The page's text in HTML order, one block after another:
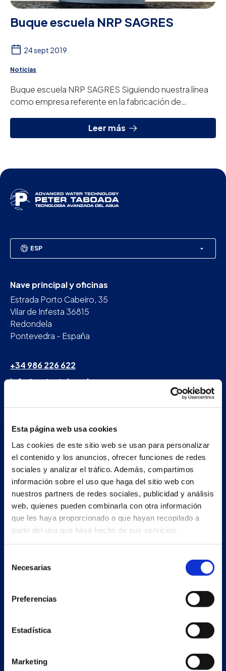
Esta página web usa cookies
Las cookies de este sitio web se usan para personalizar
el contenido y los anuncios, ofrecer funciones de redes
sociales y analizar el tráfico. Además, compartimos
información sobre el uso que haga del sitio web con
nuestros partners de redes sociales, publicidad y análisis
web, quienes pueden combinarla con otra información
que les haya proporcionado o que hayan recopilado a
partir del uso que haya hecho de sus servicios.
Necesarias
Preferencias
Estadística
Marketing
Buque escuela NRP SAGRES
24 sept 2019
Noticias
Buque escuela NRP SAGRES Siguiendo nuestra línea
como empresa referente en la fabricación de
Leer más
ESP
Nave principal y oficinas
Estrada Porto Cabeiro, 35
Vilar de Infesta 36815
Redondela
Pontevedra - España
+34 986 226 622
info@petertaboada.com
Estrada Porto Cabeiro, 68
Vilar de Infesta 36815